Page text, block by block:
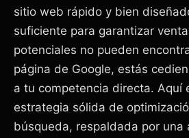
sitio web rápido y bien
suficiente para garantizar
potenciales no pueden
página de Google, estás
a tu competencia directa. Aquí
estrategia sólida de
búsqueda, respaldada por una